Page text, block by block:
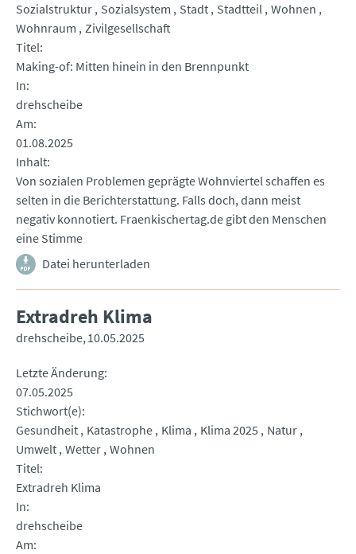
Sozialstruktur Sozialsystem Stadt Stadtteil Wohnen
Wohnraum Zivilgesellschaft
Titel
Making-of: Mitten hinein in den Brennpunkt
In
drehscheibe
Am
01.08.2025
Inhalt
Von sozialen Problemen geprägte Wohnviertel schaffen es
selten in die Berichterstattung. Falls doch, dann meist
negativ konnotiert. Fraenkischertag.de gibt den Menschen
eine Stimme
Datei herunterladen
Extradreh Klima
drehscheibe 10.05.2025
Letzte Änderung
07.05.2025
Stichwort(e)
Gesundheit Katastrophe Klima Klima 2025
Natur
Umwelt Wetter Wohnen
Titel
Extradreh Klima
In
drehscheibe
Am